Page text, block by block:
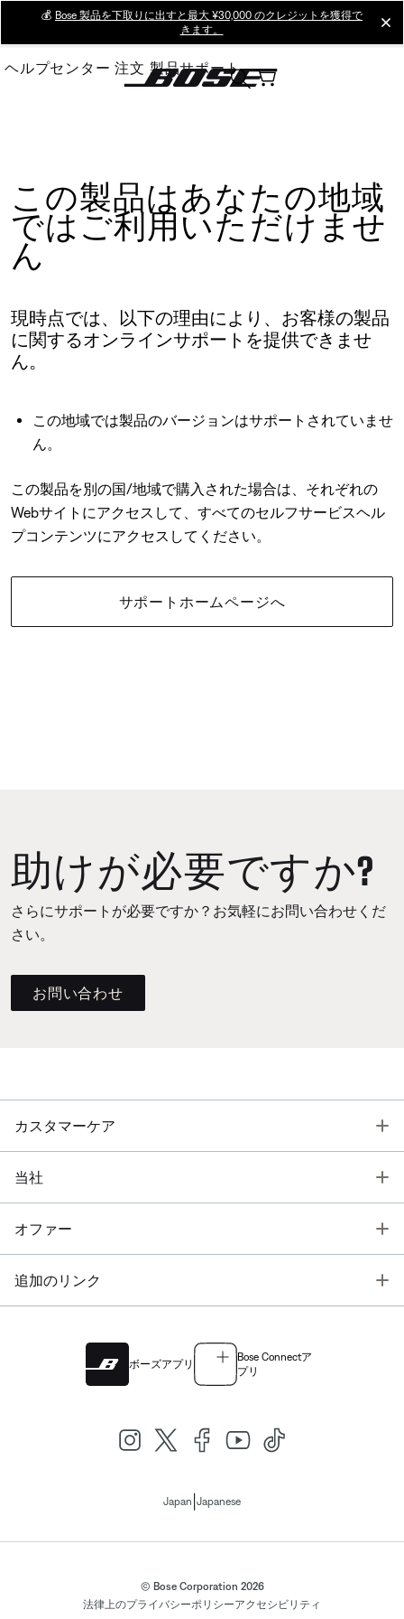
Main
💰 Bose 製品を下取りに出すと最大 ¥30,000 のクレジットを獲得で
きます。
ヘルプセンター 注文 製品サポート
この製品はあなたの地域
ではご利用いただけませ
ん
現時点では、以下の理由により、お客様の製品
に関するオンラインサポートを提供できませ
ん。
この地域では製品のバージョンはサポートされていませ
ん。
この製品を別の国/地域で購入された場合は、それぞれの
Webサイトにアクセスして、すべてのセルフサービスヘル
プコンテンツにアクセスしてください。
サポートホームページへ
助けが必要ですか?
さらにサポートが必要ですか？お気軽にお問い合わせくだ
さい。
お問い合わせ
カスタマーケア
当社
オファー
追加のリンク
ボーズアプリ
Bose Connectア
プリ
Japan Japanese
© Bose Corporation 2026
法律上のプライバシーポリシーアクセシビリティ